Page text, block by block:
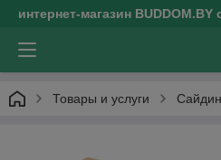
интернет-магазин
Товары и услуги